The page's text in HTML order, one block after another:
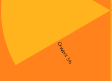
Скидка 5%